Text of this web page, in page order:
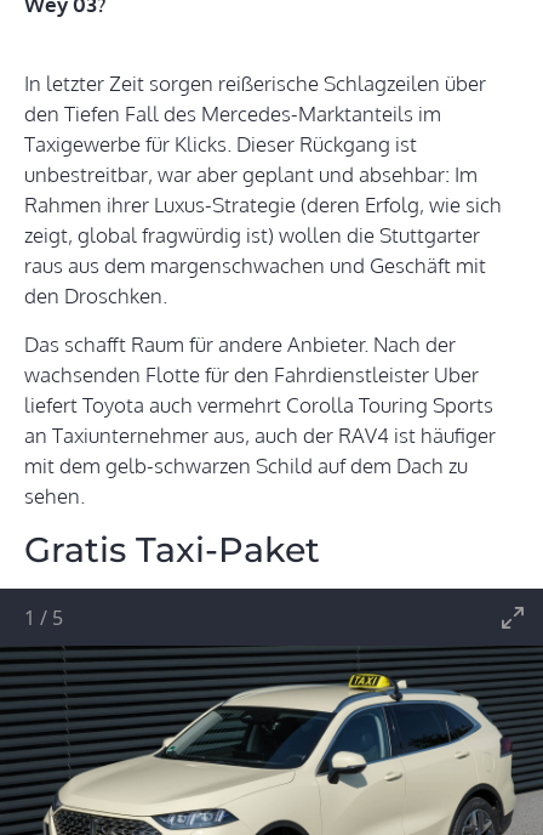
In letzter Zeit sorgen reißerische Schlagzeilen über
den Tiefen Fall des Mercedes-Marktanteils im
Taxigewerbe für Klicks. Dieser Rückgang ist
unbestreitbar, war aber geplant und absehbar: Im
Rahmen ihrer Luxus-Strategie (deren Erfolg, wie sich
zeigt, global fragwürdig ist) wollen die Stuttgarter
raus aus dem margenschwachen und Geschäft mit
den Droschken.
Das schafft Raum für andere Anbieter. Nach der
wachsenden Flotte für den Fahrdienstleister Uber
liefert Toyota auch vermehrt Corolla Touring Sports
an Taxiunternehmer aus, auch der RAV4 ist häufiger
mit dem gelb-schwarzen Schild auf dem Dach zu
sehen.
Gratis Taxi-Paket
1 / 5